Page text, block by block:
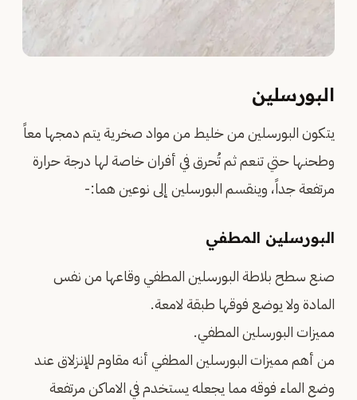
البورسلين
يتكون البورسلين من خليط من مواد صخرية يتم دمجها معاً
وطحنها حتي تنعم ثم تُحرق في أفران خاصة لها درجة حرارة
مرتفعة جداً، وينقسم البورسلين إلى نوعين هما:-
البورسلين المطفي
صنع سطح بلاطة البورسلين المطفي وقاعها من نفس
المادة ولا يوضع فوقها طبقة لامعة.
مميزات البورسلين المطفي.
من أهم مميزات البورسلين المطفي أنه مقاوم للإنزلاق عند
وضع الماء فوقه مما يجعله يستخدم في الاماكن مرتفعة